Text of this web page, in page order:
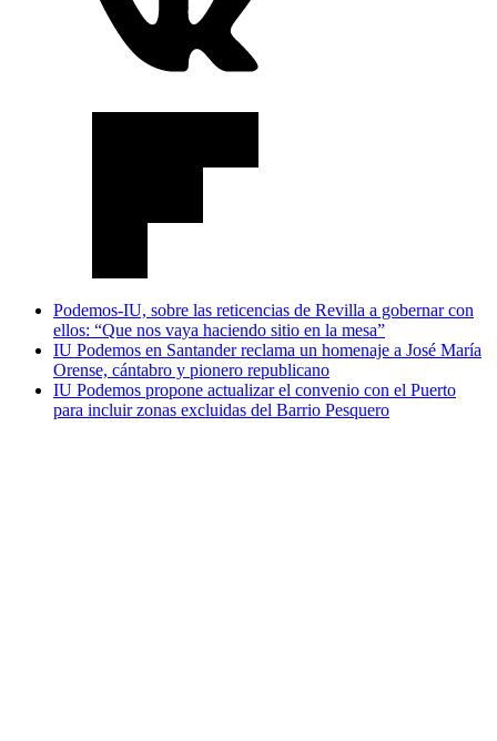
Podemos-IU, sobre las reticencias de Revilla a gobernar con
ellos: “Que nos vaya haciendo sitio en la mesa”
IU Podemos en Santander reclama un homenaje a José María
Orense, cántabro y pionero republicano
IU Podemos propone actualizar el convenio con el Puerto
para incluir zonas excluidas del Barrio Pesquero